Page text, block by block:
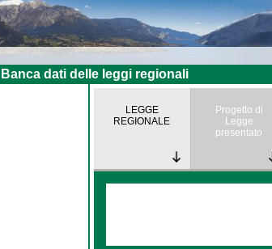
Banca dati delle leggi regionali
LEGGE
REGIONALE
Progetto di
Legge
presentato